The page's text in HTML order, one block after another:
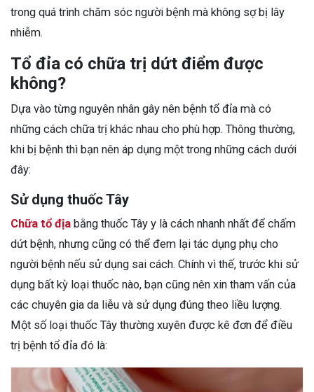
trong quá trình chăm sóc người bệnh mà không sợ bị lây
nhiễm.
Tổ đỉa có chữa trị dứt điểm được
không?
Dựa vào từng nguyên nhân gây nên bệnh tổ đỉa mà có
những cách chữa trị khác nhau cho phù hợp. Thông thường,
khi bị bệnh thì bạn nên áp dụng một trong những cách dưới
đây:
Sử dụng thuốc Tây
Chữa tổ địa bằng thuốc Tây y là cách nhanh nhất để chấm
dứt bệnh, nhưng cũng có thể đem lại tác dụng phụ cho
người bệnh nếu sử dụng sai cách. Chính vì thế, trước khi sử
dụng bất kỳ loại thuốc nào, bạn cũng nên xin tham vấn của
các chuyên gia da liễu và sử dụng đúng theo liều lượng.
Một số loại thuốc Tây thường xuyên được kê đơn để điều
trị bệnh tổ đỉa đó là: